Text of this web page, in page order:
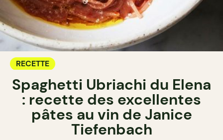
RECETTE
Spaghetti Ubriachi du Elena
: recette des excellentes
pâtes au vin de Janice
Tiefenbach